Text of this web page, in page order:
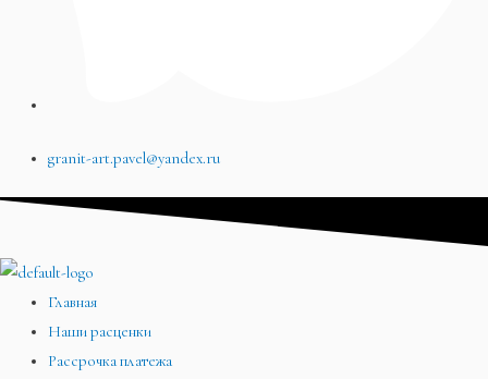
granit-art.pavel@yandex.ru
Главная
Наши расценки
Рассрочка платежа